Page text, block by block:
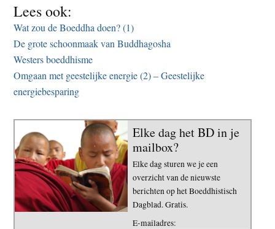
Lees ook:
Wat zou de Boeddha doen? (1)
De grote schoonmaak van Buddhagosha
Westers boeddhisme
Omgaan met geestelijke energie (2) – Geestelijke
energiebesparing
Elke dag het BD in je
mailbox?
Elke dag sturen we je een
overzicht van de nieuwste
berichten op het Boeddhistisch
Dagblad. Gratis.
E-mailadres: